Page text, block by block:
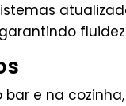
e na